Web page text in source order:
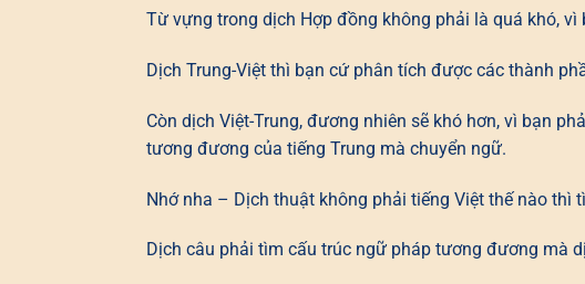
Từ vựng trong dịch Hợp đồng không phải là quá khó, vì
Dịch Trung-Việt thì bạn cứ phân tích được các thành
Còn dịch Việt-Trung, đương nhiên sẽ khó hơn, vì bạn
tương đương của tiếng Trung mà chuyển ngữ.
Nhớ nha – Dịch thuật không phải tiếng Việt thế nào thì
Dịch câu phải tìm cấu trúc ngữ pháp tương đương mà